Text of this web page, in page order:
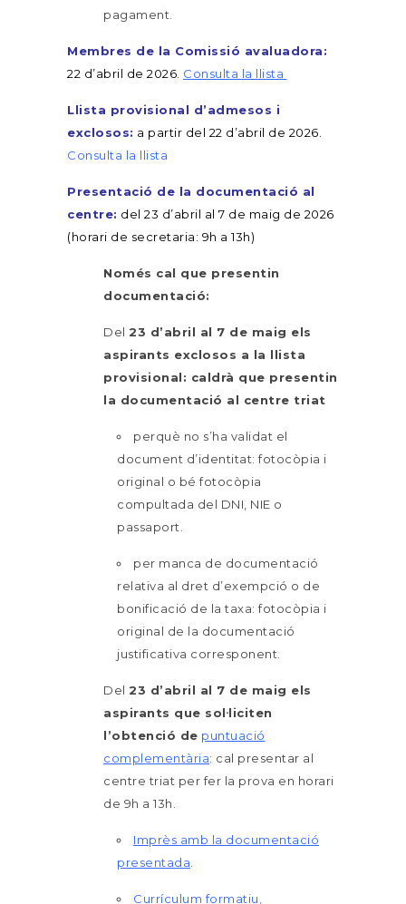
pagament.
Membres de la Comissió avaluadora:
22 d’abril de 2026. Consulta la llista
Llista provisional d’admesos i
exclosos: a partir del 22 d’abril de 2026.
Consulta la llista
Presentació de la documentació al
centre: del 23 d’abril al 7 de maig de 2026
(horari de secretaria: 9h a 13h)
Només cal que presentin
documentació:
Del 23 d’abril al 7 de maig els
aspirants exclosos a la llista
provisional: caldrà que presentin
la documentació al centre triat
perquè no s’ha validat el
document d’identitat: fotocòpia i
original o bé fotocòpia
compultada del DNI, NIE o
passaport.
per manca de documentació
relativa al dret d’exempció o de
bonificació de la taxa: fotocòpia i
original de la documentació
justificativa corresponent.
Del 23 d’abril al 7 de maig els
aspirants que sol·liciten
l’obtenció de puntuació
complementària: cal presentar al
centre triat per fer la prova en horari
de 9h a 13h.
Imprès amb la documentació
presentada
Currículum formatiu,